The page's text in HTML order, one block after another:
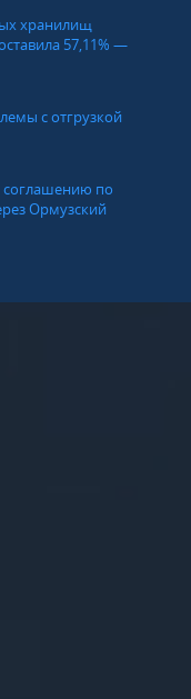
хранилищ
57,11% —
с отгрузкой
соглашению по
Ормузский